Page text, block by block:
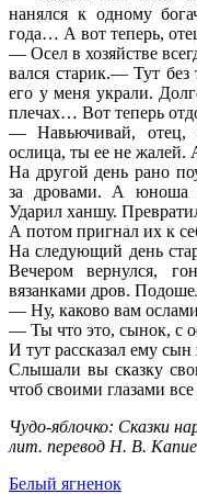
нанялся к одному
года… А вот теперь,
— Осел в хозяйстве
вался старик.— Тут
его у меня украли.
плечах… Вот теперь
— Навьючивай, отец,
ослица, ты ее не жалей.
На другой день рано
за дровами. А юноша
Ударил ханшу.
А потом пригнал их к
На следующий день
Вечером вернулся,
вязанками дров.
— Ну, каково вам
— Ты что это, сынок, с
И тут рассказал ему сын
Слышали вы сказку
чтоб своими глазами
Чудо-яблочко: Сказки
лит. перевод Н. В.
Белый ягненок